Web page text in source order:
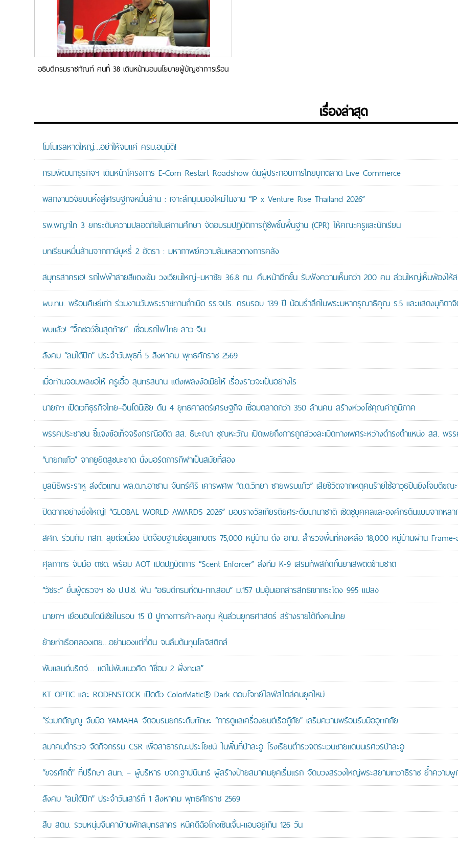
อธิบดีกรมราชทัณฑ์ คนที่ 38 เดินหน้ามอบนโยบายผู้บัญชาการเรือน
เรื่องล่าสุด
โมโนเรลหาดใหญ่…อย่าให้จบแค่ ครม.อนุมัติ!
กรมพัฒนาธุรกิจฯ เดินหน้าโครงการ E-Com Restart Roadshow ดันผู้ประกอบการไทยบุกตลาด Live Commerce
พลิกงานวิจัยบนหิ้งสู่เศรษฐกิจหมื่นล้าน : เจาะลึกมุมมองใหม่ในงาน “IP x Venture Rise Thailand 2026”
รพ.พญาไท 3 ยกระดับความปลอดภัยในสถานศึกษา จัดอบรมปฏิบัติการกู้ชีพขั้นพื้นฐาน (CPR) ให้คณะครูและนักเรียน
บทเรียนหมื่นล้านจากภาษีบุหรี่ 2 อัตรา : มหากาพย์ความล้มเหลวทางการคลัง
สมุทรสาครเฮ! รถไฟฟ้าสายสีแดงเข้ม วงเวียนใหญ่–มหาชัย 36.8 กม. คืบหน้าอีกขั้น รับฟังความเห็นกว่า 200 คน ส่วนใหญ่เห็นพ้องให้
ผบ.ทบ. พร้อมศิษย์เก่า ร่วมงานวันพระราชทานกำเนิด รร.จปร. ครบรอบ 139 ปี น้อมรำลึกในพระมหากรุณาธิคุณ ร.5 และแสดงมุทิตา
พบแล้ว! “จิ๊กซอว์ชิ้นสุดท้าย”…เชื่อมรถไฟไทย-ลาว-จีน
สังคม “ลมใต้ปีก” ประจำวันพุธที่ 5 สิงหาคม พุทธศักราช 2569
เมื่อท่านจอมพลขอให้ ครูเอื้อ สุนทรสนาน แต่งเพลงง้อเมียให้ เรื่องราวจะเป็นอย่างไร
นายกฯ เปิดเวทีธุรกิจไทย–อินโดนีเซีย ดัน 4 ยุทธศาสตร์เศรษฐกิจ เชื่อมตลาดกว่า 350 ล้านคน สร้างห่วงโซ่คุณค่าภูมิภาค
พรรคประชาชน ชี้แจงข้อเท็จจริงกรณีอดีต สส. ธิษะณา ชุณหะวัณ เปิดเผยถึงการถูกล่วงละเมิดทางเพศระหว่างดำรงตำแหน่ง สส. พรร
“นายกแก้ว” จากยูยิตสูชนะขาด นั่งบอร์ดการกีฬาเป็นสมัยที่สอง
มูลนิธิพระราหู ส่งตัวแทน พล.ต.ท.อาชาน จันทร์ศิริ เคารพศพ “ด.ต.วิทยา ชายพรมแก้ว” เสียชีวิตจากเหตุคนร้ายใช้อาวุธปืนยิงโจมตีขณ
ปิดฉากอย่างยิ่งใหญ่! “GLOBAL WORLD AWARDS 2026” มอบรางวัลเกียรติยศระดับนานาชาติ เชิดชูบุคคลและองค์กรต้นแบบจากหล
สศก. ร่วมกับ กสก. ลุยต่อเนื่อง ปิดจ๊อบฐานข้อมูลเกษตร 75,000 หมู่บ้าน ดึง อกม. สำรวจพื้นที่คงเหลือ 18,000 หมู่บ้านผ่าน
ศุลกากร จับมือ ตชด. พร้อม AOT เปิดปฏิบัติการ “Scent Enforcer” ส่งทีม K-9 เสริมทัพสกัดกั้นยาเสพติดข้ามชาติ
“วัชระ” ยื่นผู้ตรวจฯ ชง ป.ป.ช. ฟัน “อธิบดีกรมที่ดิน-กก.สอบ” ม.157 ปมอุ้มเอกสารสิทธิเขากระโดง 995 แปลง
นายกฯ เยือนอินโดนีเซียในรอบ 15 ปี ปูทางการค้า-ลงทุน หุ้นส่วนยุทธศาสตร์ สร้างรายได้ถึงคนไทย
ย้ายท่าเรือคลองเตย…อย่ามองแต่ที่ดิน จนลืมต้นทุนโลจิสติกส์
พับแลนด์บริดจ์… แต่ไม่พับแนวคิด “เชื่อม 2 ฝั่งทะเล”
KT OPTIC และ RODENSTOCK เปิดตัว ColorMatic® Dark ตอบโจทย์ไลฟ์สไตล์คนยุคใหม่
“ร่วมกตัญญู จับมือ YAMAHA จัดอบรมยกระดับทักษะ “การดูแลเครื่องยนต์เรือกู้ภัย” เสริมความพร้อมรับมืออุทกภัย
สมาคมตำรวจ จัดกิจกรรม CSR เพื่อสาธารณะประโยชน์ ในพื้นที่ป่าละอู โรงเรียนตำรวจตระเวนชายแดนนเรศวรป่าละอู
“ขจรศักดิ์” ที่ปรึกษา สนท. – ผู้บริหาร บจก.ฐาปนินทร์ ผู้สร้างป้ายสมาคมยุคเริ่มแรก จัดบวงสรวงใหญ่พระสยามเทวาธิราช ย้ำความ
สังคม “ลมใต้ปีก” ประจำวันเสาร์ที่ 1 สิงหาคม พุทธศักราช 2569
สืบ สตม. รวบหนุ่มจีนคาบ้านพักสมุทรสาคร หนีคดีฉ้อโกงเซินเจิ้น-แอบอยู่เกิน 126 วัน